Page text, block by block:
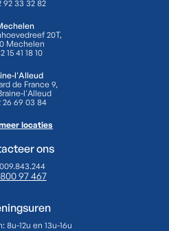
92 33 32 82
20T,
Mechelen
15 41 18 10
l'Alleud
de France 9,
l'Alleud
26 69 03 84
locaties
ons
97 467
8u-12u en 13u-16u